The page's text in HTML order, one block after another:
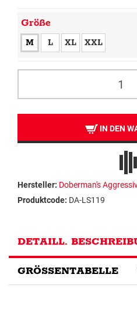
Größe
M L XL XXL
IN DEN
Hersteller: Doberman's
Produktcode: DA-LS119
DETAILL.
GRÖSSENTABELLE